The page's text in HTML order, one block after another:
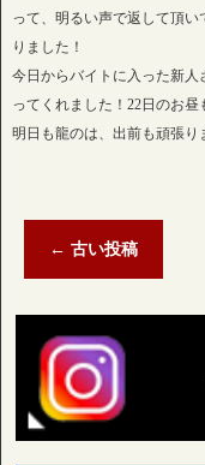
って、明るい声で返して頂
りました！
今日からバイトに入った新
ってくれました！22日のお
明日も龍のは、出前も頑張り
← 古い投稿